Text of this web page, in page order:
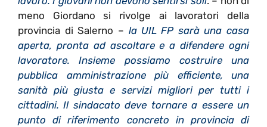
meno Giordano si rivolge ai lavoratori della
provincia di Salerno – la UIL FP sarà una casa
aperta, pronta ad ascoltare e a difendere ogni
lavoratore. Insieme possiamo costruire una
pubblica amministrazione più efficiente, una
sanità più giusta e servizi migliori per tutti i
cittadini. Il sindacato deve tornare a essere un
punto di riferimento concreto in provincia di